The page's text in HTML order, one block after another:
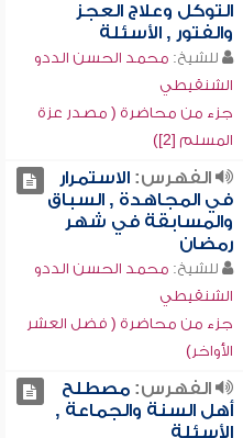
التوكل وعلاج العجز
والفتور , الأسئلة
للشيخ: محمد الحسن الددو
الشنقيطي
جزء من محاضرة ( مصدر عزة
المسلم [2])
الفهرس:الاستمرار
في المجاهدة , السباق
والمسابقة في شهر
رمضان
للشيخ: محمد الحسن الددو
الشنقيطي
جزء من محاضرة ( فضل العشر
الأواخر)
الفهرس:مصطلح
أهل السنة والجماعة ,
الأسئلة